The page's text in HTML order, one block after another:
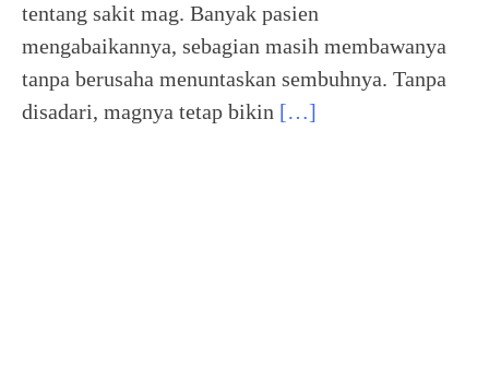
tentang sakit mag. Banyak pasien
mengabaikannya, sebagian masih membawanya
tanpa berusaha menuntaskan sembuhnya. Tanpa
disadari, magnya tetap bikin […]